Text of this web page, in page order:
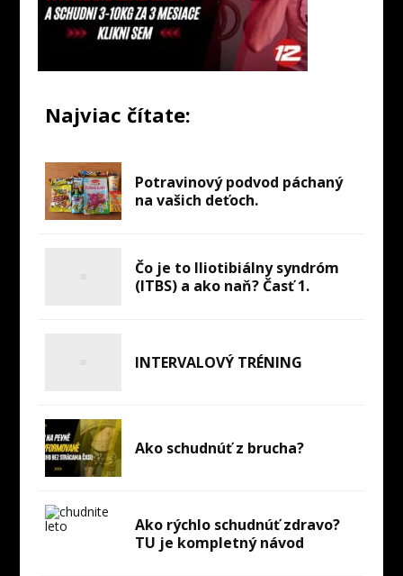
Najviac čítate:
Potravinový podvod páchaný
na vašich deťoch.
Čo je to Iliotibiálny syndróm
(ITBS) a ako naň? Časť 1.
INTERVALOVÝ TRÉNING
Ako schudnúť z brucha?
Ako rýchlo schudnúť zdravo?
TU je kompletný návod